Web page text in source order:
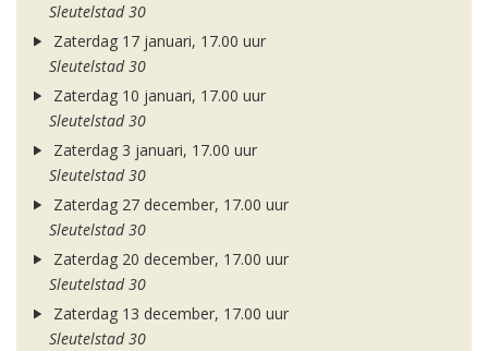
Sleutelstad 30
Zaterdag 17 januari, 17.00 uur
Sleutelstad 30
Zaterdag 10 januari, 17.00 uur
Sleutelstad 30
Zaterdag 3 januari, 17.00 uur
Sleutelstad 30
Zaterdag 27 december, 17.00 uur
Sleutelstad 30
Zaterdag 20 december, 17.00 uur
Sleutelstad 30
Zaterdag 13 december, 17.00 uur
Sleutelstad 30